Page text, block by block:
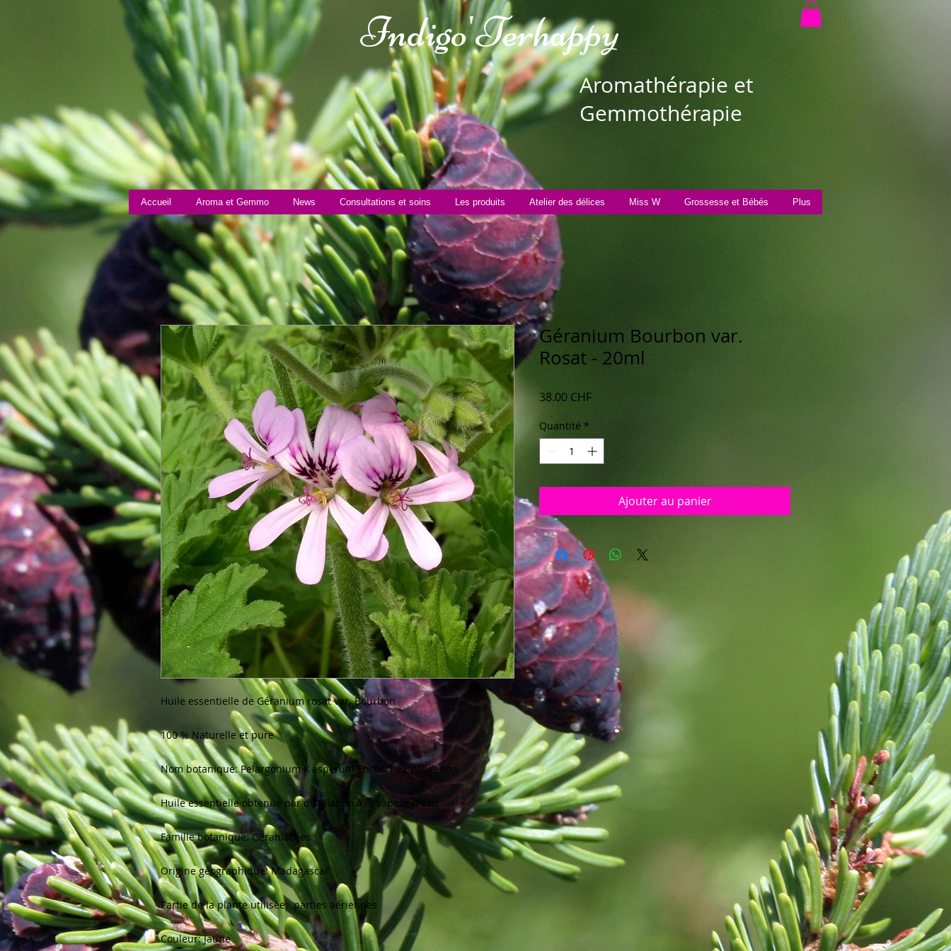
Indigo'Terhappy
Aromathérapie et
Gemmothérapie
Accueil Aroma et Gemmo News Consultations et soins Les produits Atelier des délices Miss W Grossesse et Bébés Plus
Huile essentielle de Géranium rosat var. Bourbon
100 % Naturelle et pure
Nom botanique: Pelargonium X asperum Ehrhart ex Willdenow
Huile essentielle obtenue par distillation à la vapeur d'eau.
Famille botanique: Géraniacées
Origine géographique: Madagascar
Partie de la plante utilisée:  parties aériennes
Couleur: Jaune
Géranium Bourbon var.
Rosat - 20ml
38.00 CHFPrix
Quantité *
Ajouter au panier